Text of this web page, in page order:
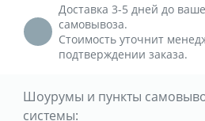
Доставка 3-5 дней до
самовывоза.
Стоимость уточнит
подтверждении заказа.
Шоурумы и пункты
системы: